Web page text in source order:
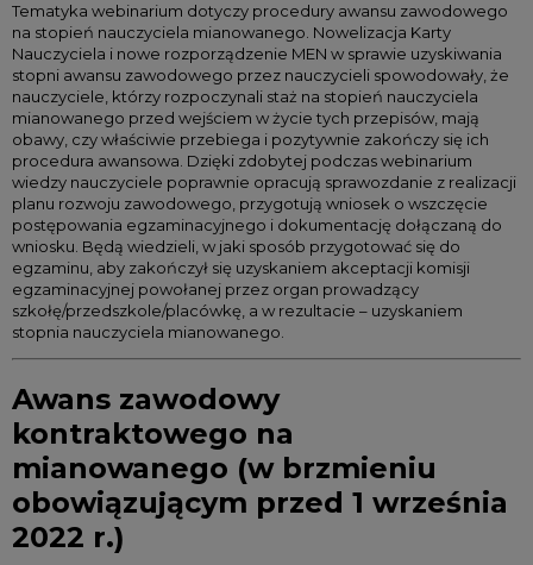
Tematyka webinarium dotyczy procedury awansu zawodowego
na stopień nauczyciela mianowanego. Nowelizacja Karty
Nauczyciela i nowe rozporządzenie MEN w sprawie uzyskiwania
stopni awansu zawodowego przez nauczycieli spowodowały, że
nauczyciele, którzy rozpoczynali staż na stopień nauczyciela
mianowanego przed wejściem w życie tych przepisów, mają
obawy, czy właściwie przebiega i pozytywnie zakończy się ich
procedura awansowa. Dzięki zdobytej podczas webinarium
wiedzy nauczyciele poprawnie opracują sprawozdanie z realizacji
planu rozwoju zawodowego, przygotują wniosek o wszczęcie
postępowania egzaminacyjnego i dokumentację dołączaną do
wniosku. Będą wiedzieli, w jaki sposób przygotować się do
egzaminu, aby zakończył się uzyskaniem akceptacji komisji
egzaminacyjnej powołanej przez organ prowadzący
szkołę/przedszkole/placówkę, a w rezultacie – uzyskaniem
stopnia nauczyciela mianowanego.
Awans zawodowy
kontraktowego na
mianowanego (w brzmieniu
obowiązującym przed 1 września
2022 r.)